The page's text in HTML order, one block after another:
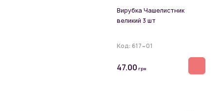
Вирубка Чашелистник
великий 3 шт
Код: 617~01
47.00 грн